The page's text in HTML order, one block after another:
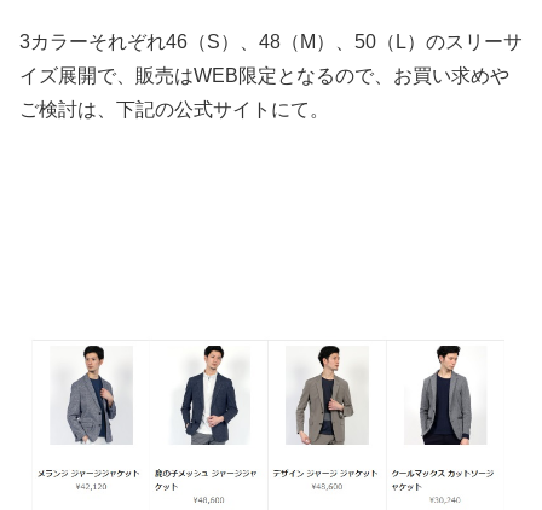
3カラーそれぞれ46（S）、48（M）、50（L）のスリーサ
イズ展開で、販売はWEB限定となるので、お買い求めや
ご検討は、下記の公式サイトにて。